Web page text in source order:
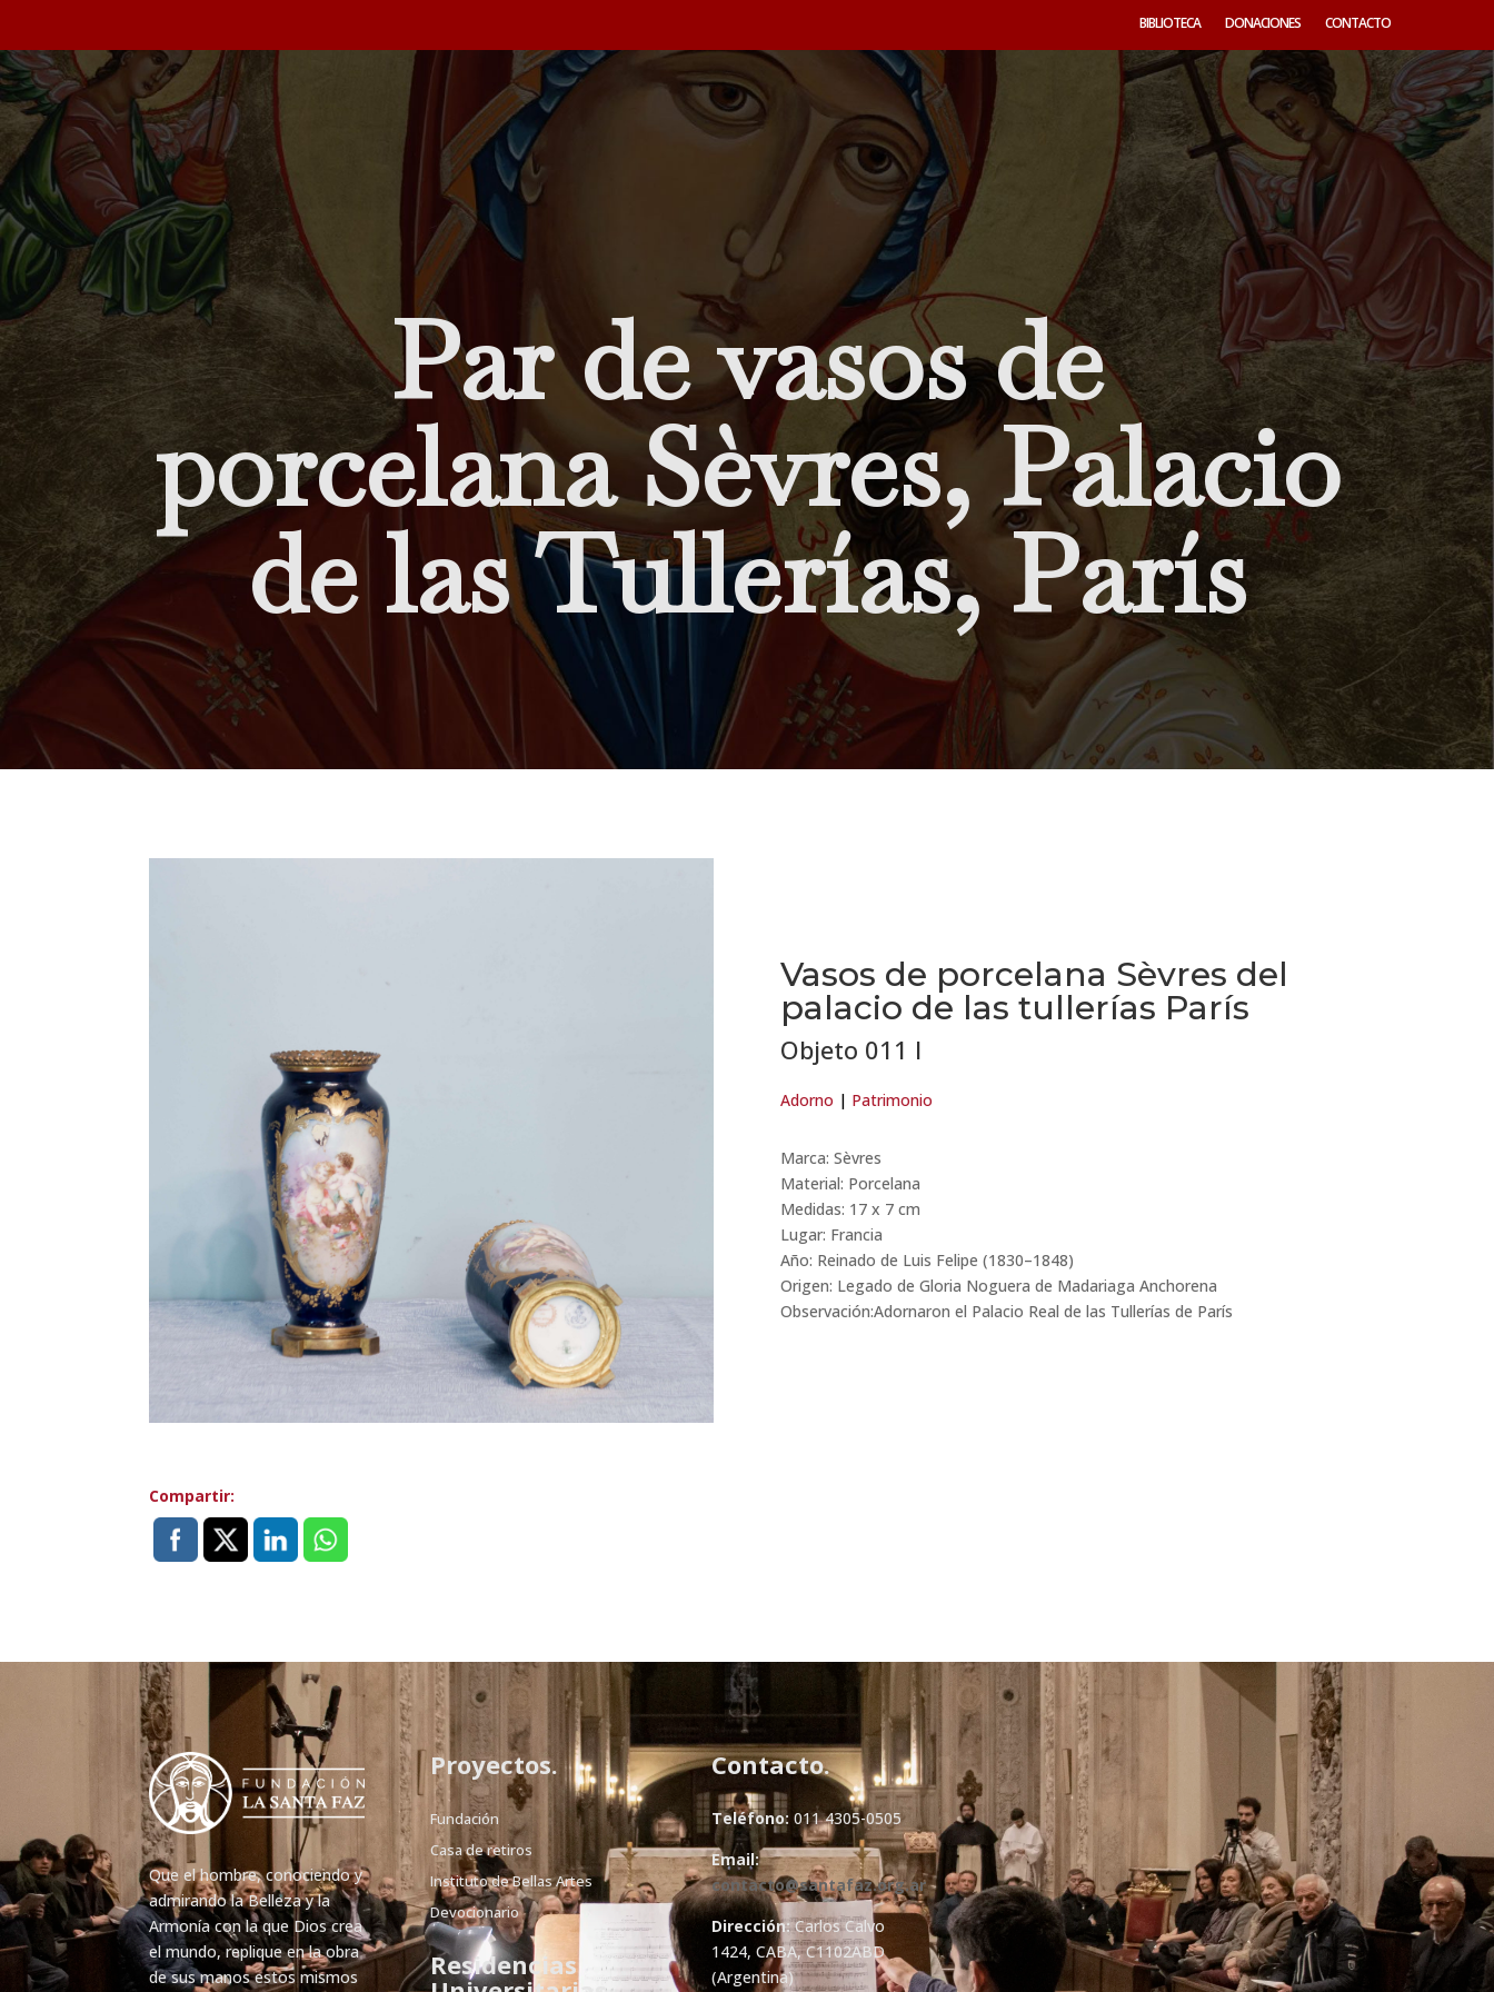
BIBLIOTECA DONACIONES CONTACTO
Par de vasos de
porcelana Sèvres, Palacio
de las Tullerías, París
Vasos de porcelana Sèvres del
palacio de las tullerías París
Objeto 011 I
Adorno | Patrimonio
Marca: Sèvres
Material: Porcelana
Medidas: 17 x 7 cm
Lugar: Francia
Año: Reinado de Luis Felipe (1830–1848)
Origen: Legado de Gloria Noguera de Madariaga Anchorena
Observación:Adornaron el Palacio Real de las Tullerías de París
Compartir:
Que el hombre, conociendo y
admirando la Belleza y la
Armonía con la que Dios crea
el mundo, replique en la obra
de sus manos estos mismos
Proyectos.
Fundación
Casa de retiros
Instituto de Bellas Artes
Devocionario
Residencias
Contacto.
Teléfono: 011 4305-0505
Email:
contacto@santafaz.org.ar
Dirección: Carlos Calvo
1424, CABA, C1102ABD
(Argentina)